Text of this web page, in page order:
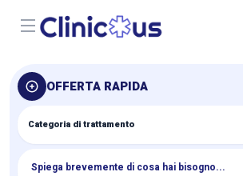
Open menu
OFFERTA RAPIDA